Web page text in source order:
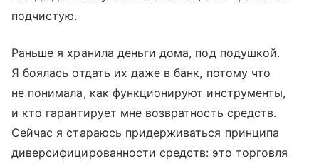
подчистую.
Раньше я хранила деньги дома, под подушкой.
Я боялась отдать их даже в банк, потому что
не понимала, как функционируют инструменты,
и кто гарантирует мне возвратность средств.
Сейчас я стараюсь придерживаться принципа
диверсифицированности средств: это торговля